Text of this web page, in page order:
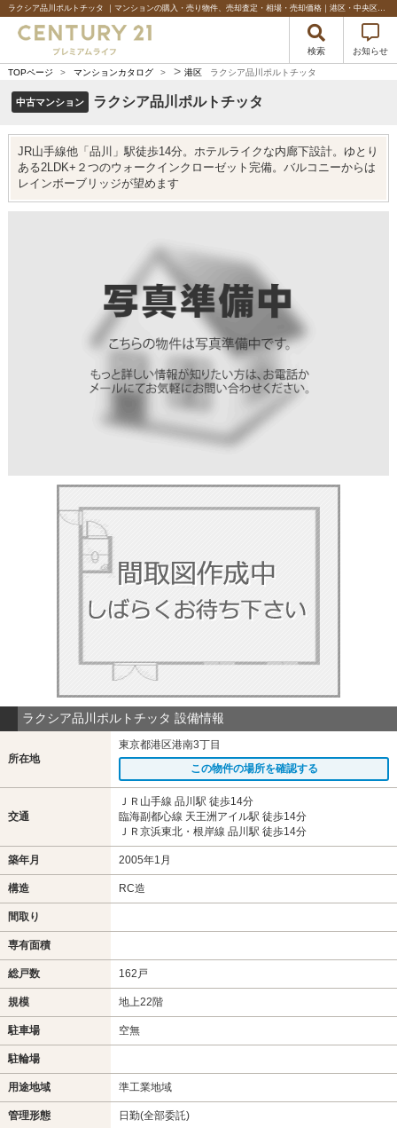
ラクシア品川ポルトチッタ ｜マンションの購入・売り物件、売却査定・相場・売却価格｜港区・中央区などベイエリアの不動産のことならセンチュリー21プレミアムライフ
検索 お知らせ
TOPページ > マンションカタログ > > 港区 ラクシア品川ポルトチッタ
中古マンション ラクシア品川ポルトチッタ
JR山手線他「品川」駅徒歩14分。ホテルライクな内廊下設計。ゆとり
ある2LDK+２つのウォークインクローゼット完備。バルコニーからは
レインボーブリッジが望めます
ラクシア品川ポルトチッタ 設備情報
所在地
東京都港区港南3丁目
この物件の場所を確認する
交通
ＪＲ山手線 品川駅 徒歩14分
臨海副都心線 天王洲アイル駅 徒歩14分
ＪＲ京浜東北・根岸線 品川駅 徒歩14分
築年月 2005年1月
構造 RC造
間取り
専有面積
総戸数 162戸
規模 地上22階
駐車場 空無
駐輪場
用途地域 準工業地域
管理形態 日勤(全部委託)